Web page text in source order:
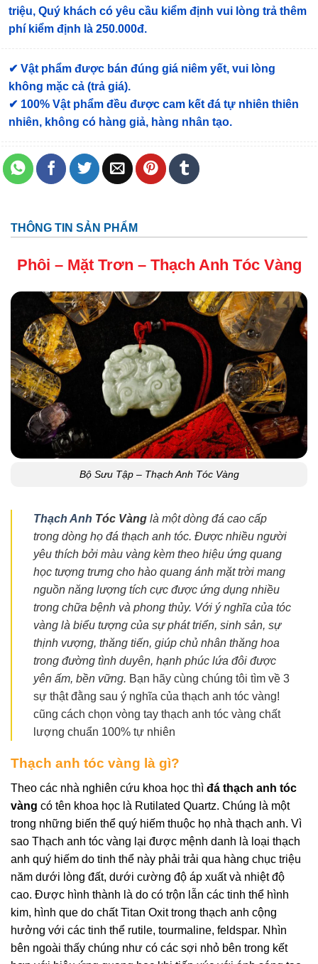
triệu, Quý khách có yêu cầu kiểm định vui lòng trả thêm
phí kiểm định là 250.000đ.
✔ Vật phẩm được bán đúng giá niêm yết, vui lòng
không mặc cả (trả giá).
✔ 100% Vật phẩm đều được cam kết đá tự nhiên thiên
nhiên, không có hàng giả, hàng nhân tạo.
THÔNG TIN SẢN PHẨM
Phôi – Mặt Trơn – Thạch Anh Tóc Vàng
Bộ Sưu Tập – Thạch Anh Tóc Vàng
Thạch Anh Tóc Vàng là một dòng đá cao cấp
trong dòng họ đá thạch anh tóc. Được nhiều người
yêu thích bởi màu vàng kèm theo hiệu ứng quang
học tượng trưng cho hào quang ánh mặt trời mang
nguồn năng lượng tích cực được ứng dụng nhiều
trong chữa bệnh và phong thủy. Với ý nghĩa của tóc
vàng là biểu tượng của sự phát triển, sinh sản, sự
thịnh vượng, thăng tiến, giúp chủ nhân thăng hoa
trong đường tình duyên, hạnh phúc lứa đôi được
yên ấm, bền vững. Bạn hãy cùng chúng tôi tìm về 3
sự thật đằng sau ý nghĩa của thạch anh tóc vàng!
cũng cách chọn vòng tay thạch anh tóc vàng chất
lượng chuẩn 100% tự nhiên
Thạch anh tóc vàng là gì?
Theo các nhà nghiên cứu khoa học thì đá thạch anh tóc
vàng có tên khoa học là Rutilated Quartz. Chúng là một
trong những biến thể quý hiếm thuộc họ nhà thạch anh. Vì
sao Thạch anh tóc vàng lại được mệnh danh là loại thạch
anh quý hiếm do tinh thể này phải trải qua hàng chục triệu
năm dưới lòng đất, dưới cường độ áp xuất và nhiệt độ
cao. Được hình thành là do có trộn lẫn các tinh thể hình
kim, hình que do chất Titan Oxit trong thạch anh cộng
hưởng với các tinh thể rutile, tourmaline, feldspar. Nhìn
bên ngoài thấy chúng như có các sợi nhỏ bên trong kết